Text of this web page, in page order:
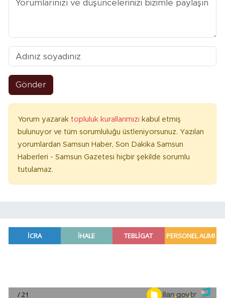
Gönder
Yorum yazarak topluluk kurallarımızı kabul etmiş
bulunuyor ve tüm sorumluluğu üstleniyorsunuz. Yazılan
yorumlardan Samsun Haber, Son Dakika Samsun
Haberleri - Samsun Gazetesi hiçbir şekilde sorumlu
tutulamaz.